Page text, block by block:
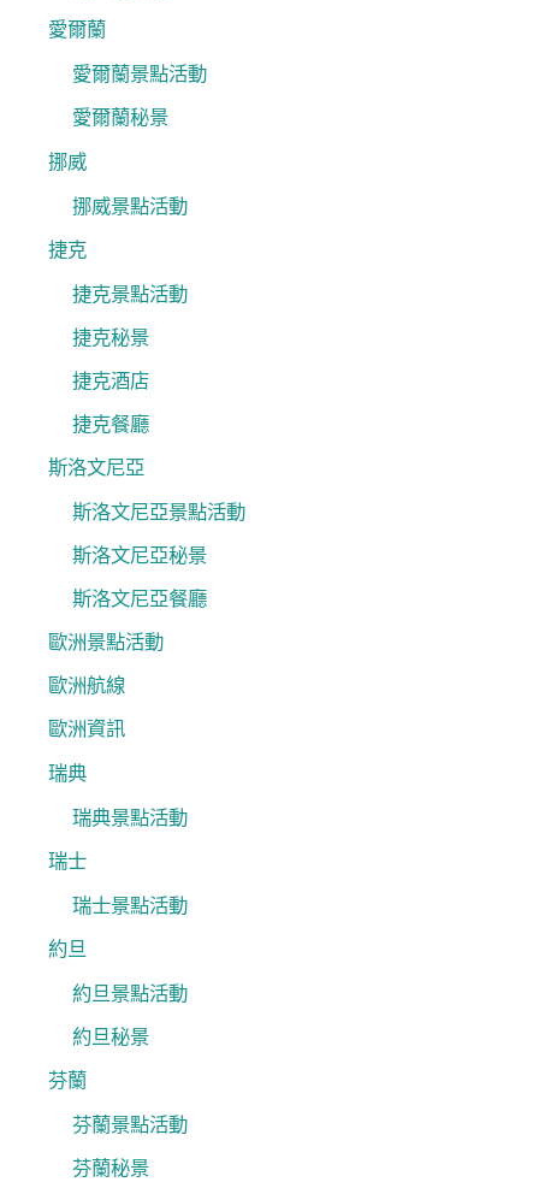
愛爾蘭
愛爾蘭景點活動
愛爾蘭秘景
挪威
挪威景點活動
捷克
捷克景點活動
捷克秘景
捷克酒店
捷克餐廳
斯洛文尼亞
斯洛文尼亞景點活動
斯洛文尼亞秘景
斯洛文尼亞餐廳
歐洲景點活動
歐洲航線
歐洲資訊
瑞典
瑞典景點活動
瑞士
瑞士景點活動
約旦
約旦景點活動
約旦秘景
芬蘭
芬蘭景點活動
芬蘭秘景